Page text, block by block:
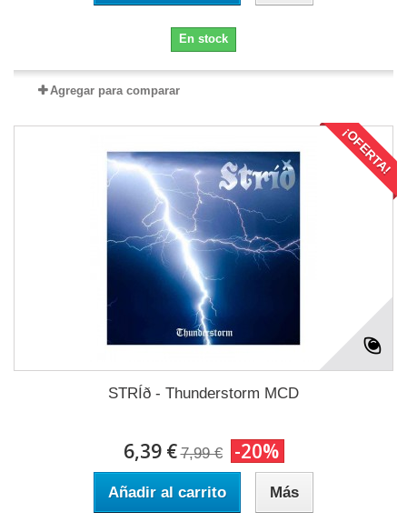
En stock
Agregar para comparar
¡OFERTA!
STRÍð - Thunderstorm MCD
6,39 € 7,99 € -20%
Añadir al carrito Más